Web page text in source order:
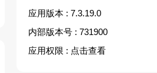
应用版本 : 7.3.19.0
内部版本号 : 731900
应用权限 : 点击查看